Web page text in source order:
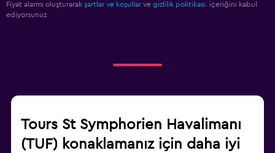
Fiyat alarmı oluşturarak şartlar ve koşullar ve gizlilik politikası. içeriğini kabul
ediyorsunuz
Tours St Symphorien Havalimanı
(TUF) konaklamanız için daha iyi